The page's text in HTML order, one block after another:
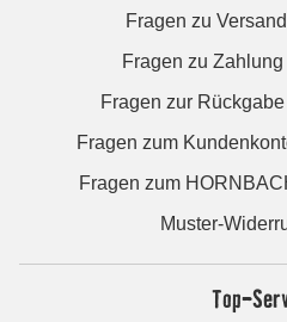
Fragen zu
Fragen zu
Fragen zur
Fragen zum
Fragen zum
Muster-
Top-